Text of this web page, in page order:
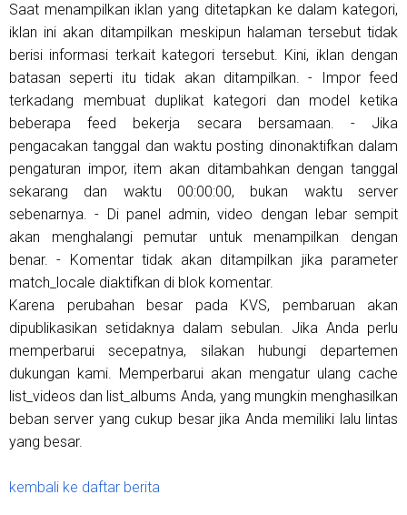
Saat menampilkan iklan yang ditetapkan ke dalam kategori,
iklan ini akan ditampilkan meskipun halaman tersebut tidak
berisi informasi terkait kategori tersebut. Kini, iklan dengan
batasan seperti itu tidak akan ditampilkan. - Impor feed
terkadang membuat duplikat kategori dan model ketika
beberapa feed bekerja secara bersamaan. - Jika
pengacakan tanggal dan waktu posting dinonaktifkan dalam
pengaturan impor, item akan ditambahkan dengan tanggal
sekarang dan waktu 00:00:00, bukan waktu server
sebenarnya. - Di panel admin, video dengan lebar sempit
akan menghalangi pemutar untuk menampilkan dengan
benar. - Komentar tidak akan ditampilkan jika parameter
match_locale diaktifkan di blok komentar.
Karena perubahan besar pada KVS, pembaruan akan
dipublikasikan setidaknya dalam sebulan. Jika Anda perlu
memperbarui secepatnya, silakan hubungi departemen
dukungan kami. Memperbarui akan mengatur ulang cache
list_videos dan list_albums Anda, yang mungkin menghasilkan
beban server yang cukup besar jika Anda memiliki lalu lintas
yang besar.
kembali ke daftar berita